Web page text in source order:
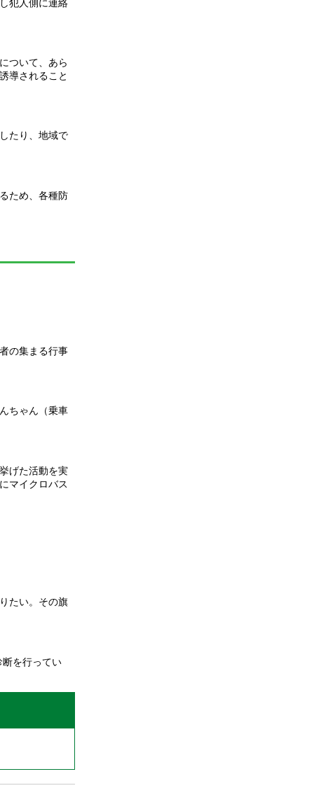
犯人側に連絡
ついて、あら
導されること
たり、地域で
ため、各種防
の集まる行事
ちゃん（乗車
げた活動を実
マイクロバス
たい。その旗
を行ってい